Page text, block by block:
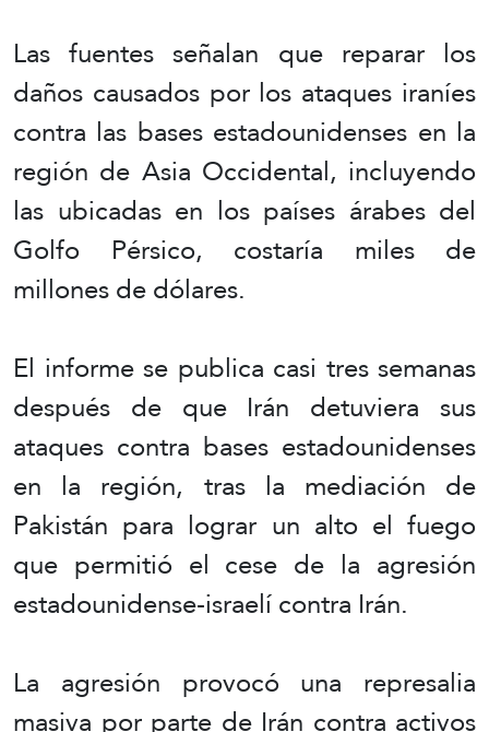
Las fuentes señalan que reparar los
daños causados por los ataques iraníes
contra las bases estadounidenses en la
región de Asia Occidental, incluyendo
las ubicadas en los países árabes del
Golfo Pérsico, costaría miles de
millones de dólares.
El informe se publica casi tres semanas
después de que Irán detuviera sus
ataques contra bases estadounidenses
en la región, tras la mediación de
Pakistán para lograr un alto el fuego
que permitió el cese de la agresión
estadounidense-israelí contra Irán.
La agresión provocó una represalia
masiva por parte de Irán contra activos